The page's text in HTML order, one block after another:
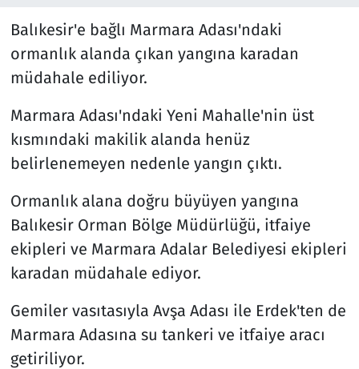
Balıkesir'e bağlı Marmara Adası'ndaki
ormanlık alanda çıkan yangına karadan
müdahale ediliyor.
Marmara Adası'ndaki Yeni Mahalle'nin üst
kısmındaki makilik alanda henüz
belirlenemeyen nedenle yangın çıktı.
Ormanlık alana doğru büyüyen yangına
Balıkesir Orman Bölge Müdürlüğü, itfaiye
ekipleri ve Marmara Adalar Belediyesi ekipleri
karadan müdahale ediyor.
Gemiler vasıtasıyla Avşa Adası ile Erdek'ten de
Marmara Adasına su tankeri ve itfaiye aracı
getiriliyor.
Seçim 2023
Spor
Teknoloji ve Bilim
Televizyon